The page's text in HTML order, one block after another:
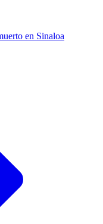
en Sinaloa